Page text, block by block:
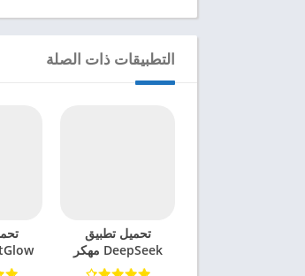
التطبيقات ذات الصلة
تحميل تطبيق
DeepSeek مهكر
للاندرويد 2025